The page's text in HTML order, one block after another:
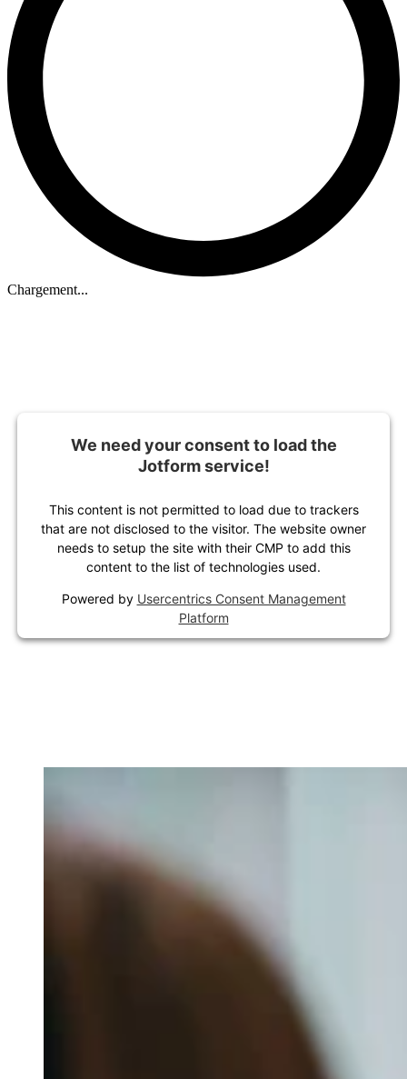
Chargement...
We need your consent to load the
Jotform service!
This content is not permitted to load due to trackers
that are not disclosed to the visitor. The website owner
needs to setup the site with their CMP to add this
content to the list of technologies used.
Powered by Usercentrics Consent Management
Platform